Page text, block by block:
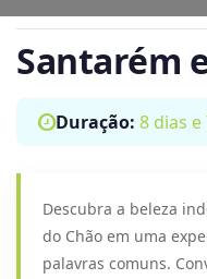
Santarém
Duração: 8 dias
Descubra a beleza
do Chão em uma
palavras comuns.